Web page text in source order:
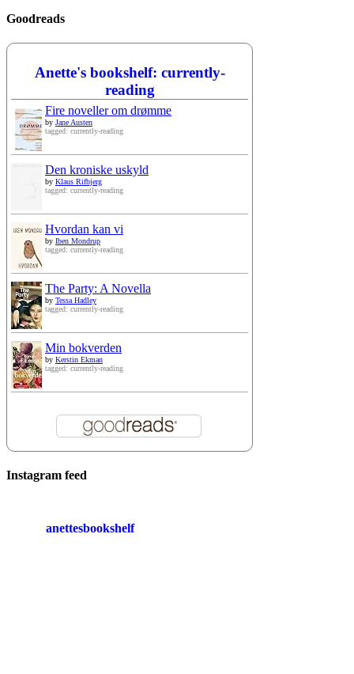
Goodreads
Anette's bookshelf: currently-
reading
Fire noveller om drømme
by Jane Austen
tagged: currently-reading
Den kroniske uskyld
by Klaus Rifbjerg
tagged: currently-reading
Hvordan kan vi
by Iben Mondrup
tagged: currently-reading
The Party: A Novella
by Tessa Hadley
tagged: currently-reading
Min bokverden
by Kerstin Ekman
tagged: currently-reading
Instagram feed
anettesbookshelf